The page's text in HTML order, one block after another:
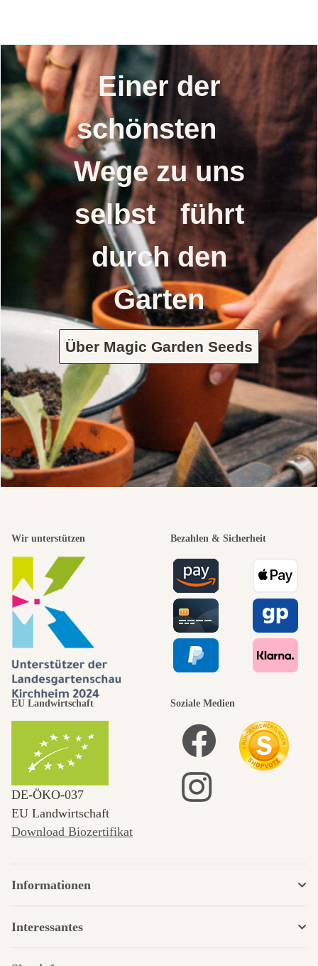
Einer der
schönsten
Wege zu uns
selbst führt
durch den
Garten
Über Magic Garden Seeds
Wir unterstützen Bezahlen & Sicherheit
EU Landwirtschaft
DE‑ÖKO‑037
EU Landwirtschaft
Download Biozertifikat
Soziale Medien
Informationen
Interessantes